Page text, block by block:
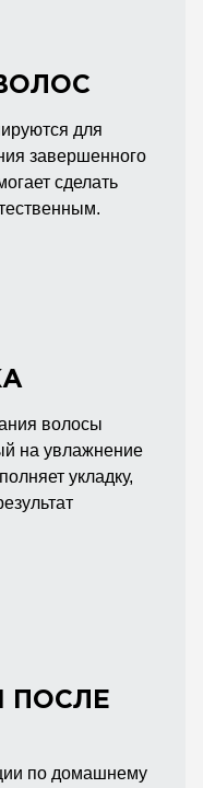
для
завершенного
сделать
волосы
на увлажнение
укладку,
ПОСЛЕ
по домашнему